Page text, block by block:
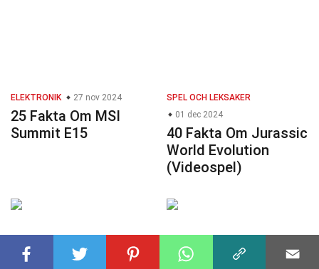
ELEKTRONIK 27 nov 2024
25 Fakta Om MSI
Summit E15
SPEL OCH LEKSAKER
01 dec 2024
40 Fakta Om Jurassic
World Evolution
(Videospel)